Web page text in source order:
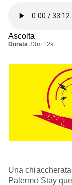
Ascolta
Durata 33m 12s
Una
Palermo Stay